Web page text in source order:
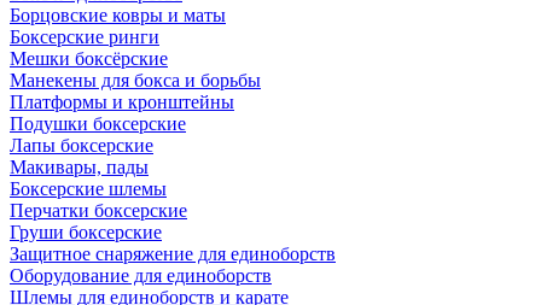
Борцовские ковры и маты
Боксерские ринги
Мешки боксёрские
Манекены для бокса и борьбы
Платформы и кронштейны
Подушки боксерские
Лапы боксерские
Макивары, пады
Боксерские шлемы
Перчатки боксерские
Груши боксерские
Защитное снаряжение для единоборств
Оборудование для единоборств
Шлемы для единоборств и карате